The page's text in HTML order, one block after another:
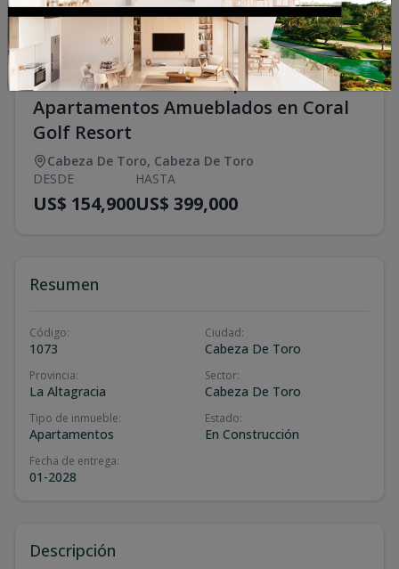
Coral Lake Residences |
Apartamentos Amueblados en Coral
Golf Resort
Cabeza De Toro, Cabeza De Toro
DESDE
US$ 154,900
HASTA
US$ 399,000
Resumen
Código:
1073
Ciudad:
Cabeza De Toro
Provincia:
La Altagracia
Sector:
Cabeza De Toro
Tipo de inmueble:
Apartamentos
Estado:
En Construcción
Fecha de entrega:
01-2028
Descripción